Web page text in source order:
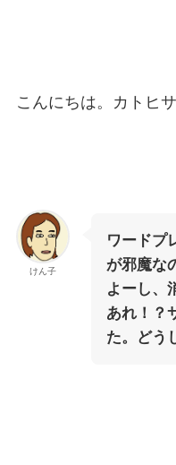
こんにちは。カトヒ
けん子
ワードプ
が邪魔な
よーし、
あれ！？
た。どう